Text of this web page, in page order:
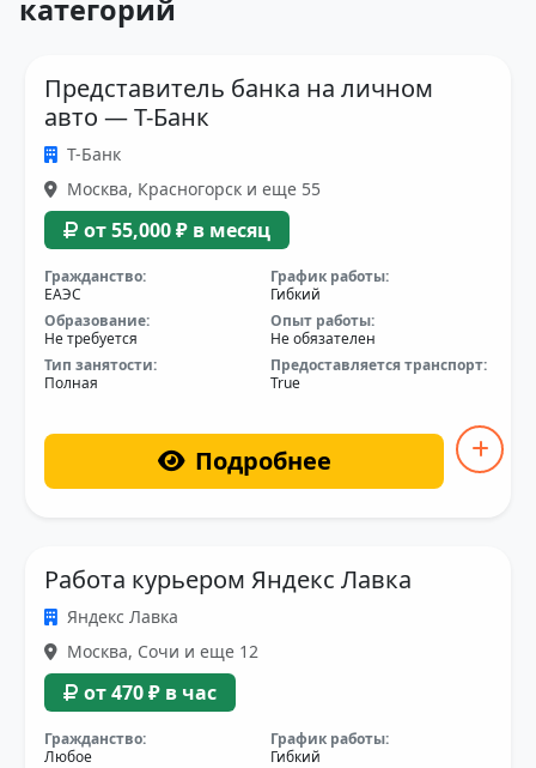
категорий
Представитель банка на личном
авто — Т-Банк
Т-Банк
Москва, Красногорск и еще 55
от 55,000 ₽ в месяц
Гражданство:
ЕАЭС
График работы:
Гибкий
Образование:
Не требуется
Опыт работы:
Не обязателен
Тип занятости:
Полная
Предоставляется транспорт:
True
Подробнее
Работа курьером Яндекс Лавка
Яндекс Лавка
Москва, Сочи и еще 12
от 470 ₽ в час
Гражданство:
Любое
График работы:
Гибкий